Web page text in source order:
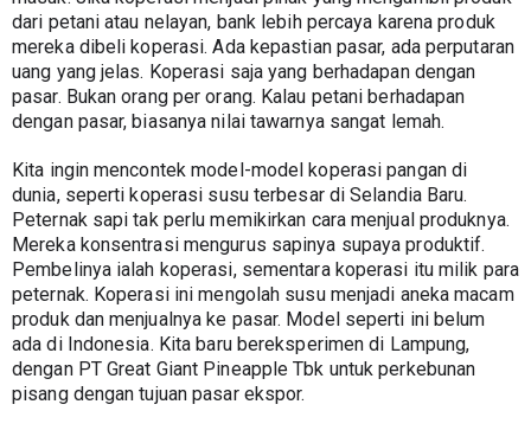
dari petani atau nelayan, bank lebih percaya karena produk
mereka dibeli koperasi. Ada kepastian pasar, ada perputaran
uang yang jelas. Koperasi saja yang berhadapan dengan
pasar. Bukan orang per orang. Kalau petani berhadapan
dengan pasar, biasanya nilai tawarnya sangat lemah.
Kita ingin mencontek model-model koperasi pangan di
dunia, seperti koperasi susu terbesar di Selandia Baru.
Peternak sapi tak perlu memikirkan cara menjual produknya.
Mereka konsentrasi mengurus sapinya supaya produktif.
Pembelinya ialah koperasi, sementara koperasi itu milik para
peternak. Koperasi ini mengolah susu menjadi aneka macam
produk dan menjualnya ke pasar. Model seperti ini belum
ada di Indonesia. Kita baru bereksperimen di Lampung,
dengan PT Great Giant Pineapple Tbk untuk perkebunan
pisang dengan tujuan pasar ekspor.